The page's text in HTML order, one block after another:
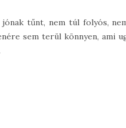
tűnt, nem túl folyós,
sem terül könnyen, ami